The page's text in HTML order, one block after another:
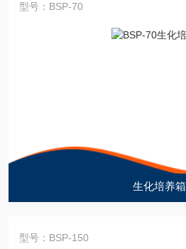
型号：BSP-70
生化培养箱
型号：BSP-150